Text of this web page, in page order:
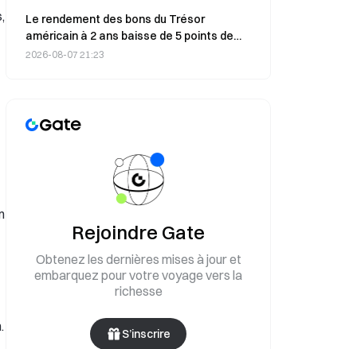
Le rendement des bons du Trésor
américain à 2 ans baisse de 5 points de
base à 4,1952 % le 7 août, jour de la
2026-08-07 21:23
Rejoindre Gate
Obtenez les dernières mises à jour et
embarquez pour votre voyage vers la
richesse
S’inscrire